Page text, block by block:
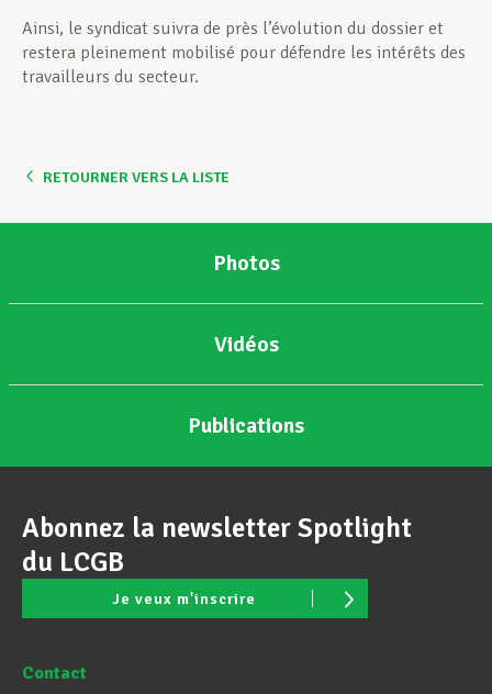
Ainsi, le syndicat suivra de près l’évolution du dossier et
restera pleinement mobilisé pour défendre les intérêts des
travailleurs du secteur.
RETOURNER VERS LA LISTE
Photos
Vidéos
Publications
Abonnez la newsletter Spotlight
du LCGB
Je veux m'inscrire
Contact